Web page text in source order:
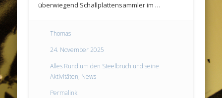
überwiegend Schallplattensammler im …
Thomas
24. November 2025
Alles Rund um den Steelbruch und seine
Aktivitäten, News
Permalink